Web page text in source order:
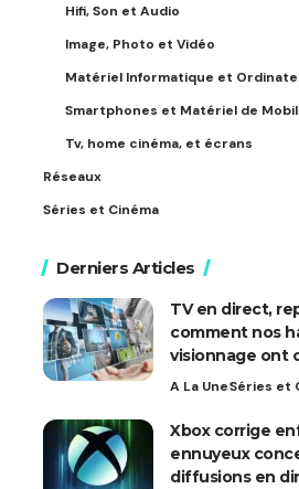
Hifi, Son et Audio
Image, Photo et Vidéo
Matériel Informatique et
Smartphones et Matériel de
Tv, home cinéma, et écrans
Réseaux
Séries et Cinéma
Derniers Articles
TV en direct,
comment nos
visionnage ont
A La UneSéries et
Xbox corrige
ennuyeux
diffusions en